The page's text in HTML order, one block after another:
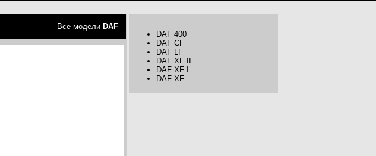
Все модели DAF
DAF 400
DAF CF
DAF LF
DAF XF II
DAF XF I
DAF XF